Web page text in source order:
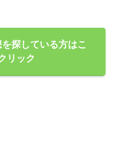
探している方はこ
リック